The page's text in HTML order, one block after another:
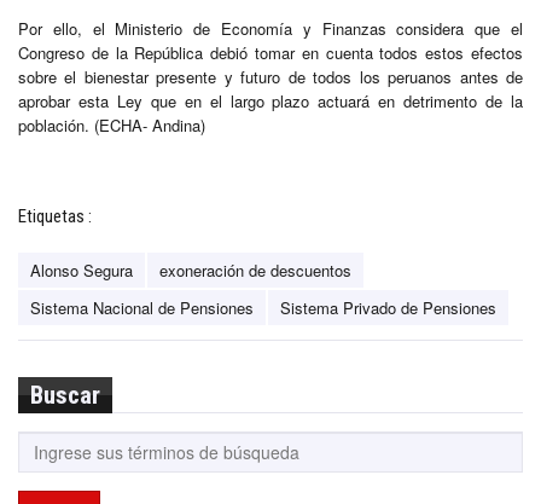
Por ello, el Ministerio de Economía y Finanzas considera que el
Congreso de la República debió tomar en cuenta todos estos efectos
sobre el bienestar presente y futuro de todos los peruanos antes de
aprobar esta Ley que en el largo plazo actuará en detrimento de la
población. (ECHA- Andina)
Etiquetas :
Alonso Segura
exoneración de descuentos
Sistema Nacional de Pensiones
Sistema Privado de Pensiones
Buscar